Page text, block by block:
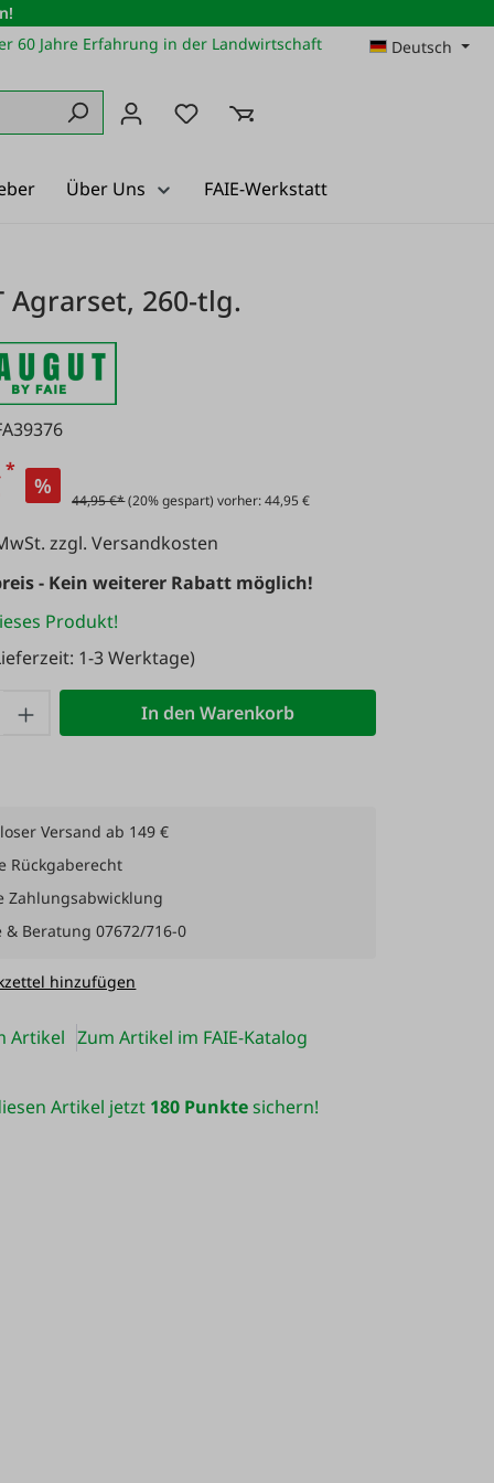
60 Jahre Erfahrung in der Landwirtschaft
Deutsch
Du hast 0 Produkte auf dem
Über Uns FAIE-Werkstatt
Agrarset, 260-tlg.
*
%
44,95 €*(20% gespart) vorher: 44,95 €
zzgl. Versandkosten
- Kein weiterer Rabatt möglich!
Produkt!
1-3 Werktage)
Gib den gewünschten Wert
In den Warenkorb
Versand ab 149 €
Rückgaberecht
Zahlungsabwicklung
& Beratung 07672/716-0
hinzufügen
Artikel Zum Artikel im FAIE-Katalog
Artikel jetzt 180 Punktesichern!